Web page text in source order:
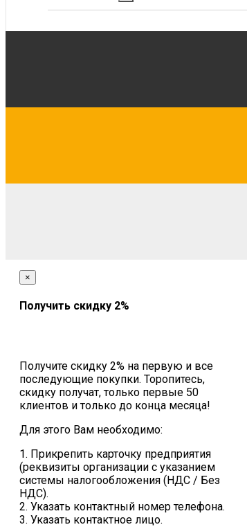
×
Получить скидку 2%
Получите скидку 2% на первую и все
последующие покупки. Торопитесь,
скидку получат, только первые 50
клиентов и только до конца месяца!
Для этого Вам необходимо:
1. Прикрепить карточку предприятия
(реквизиты организации с указанием
системы налогообложения (НДС / Без
НДС).
2. Указать контактный номер телефона.
3. Указать контактное лицо.